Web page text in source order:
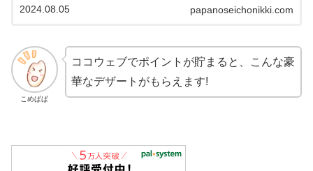
papanoseichonikki.com
2024.08.05
こめぱぱ
ココウェブでポイントが貯まると、こんな豪
華なデザートがもらえます!